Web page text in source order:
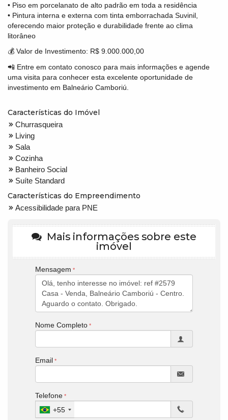
• Piso em porcelanato de alto padrão em toda a residência
• Pintura interna e externa com tinta emborrachada Suvinil,
oferecendo maior proteção e durabilidade frente ao clima
litorâneo
💰 Valor de Investimento: R$ 9.000.000,00
📲 Entre em contato conosco para mais informações e agende
uma visita para conhecer esta excelente oportunidade de
investimento em Balneário Camboriú.
Características do Imóvel
Churrasqueira
Living
Sala
Cozinha
Banheiro Social
Suíte Standard
Características do Empreendimento
Acessibilidade para PNE
Mais informações sobre este
imóvel
Mensagem
Nome Completo
Email
Telefone
+55